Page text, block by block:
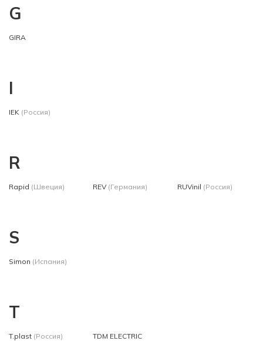
G
GIRA
I
IEK (Россия)
R
Rapid (Швеция) REV (Германия) RUVinil (Россия)
S
Simon (Испания)
T
T.plast (Россия)
TDM ЕLECTRIC